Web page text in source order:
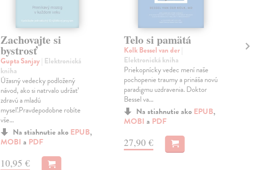
Zachovajte si
bystrosť
Gupta Sanjay| Elektronická
kniha
Úžasný vedecky podložený
návod, ako si natrvalo udržať
zdravú a mladú
myseľ.Pravdepodobne robíte
vše...
Na stiahnutie ako EPUB,
MOBI a PDF
10,95 €
Telo si pamätá
Kolk Bessel van der|
Elektronická kniha
Priekopnícky vedec mení naše
pochopenie traumy a prináša novú
paradigmu uzdravenia. Doktor
Bessel va...
Na stiahnutie ako EPUB,
MOBI a PDF
27,90 €